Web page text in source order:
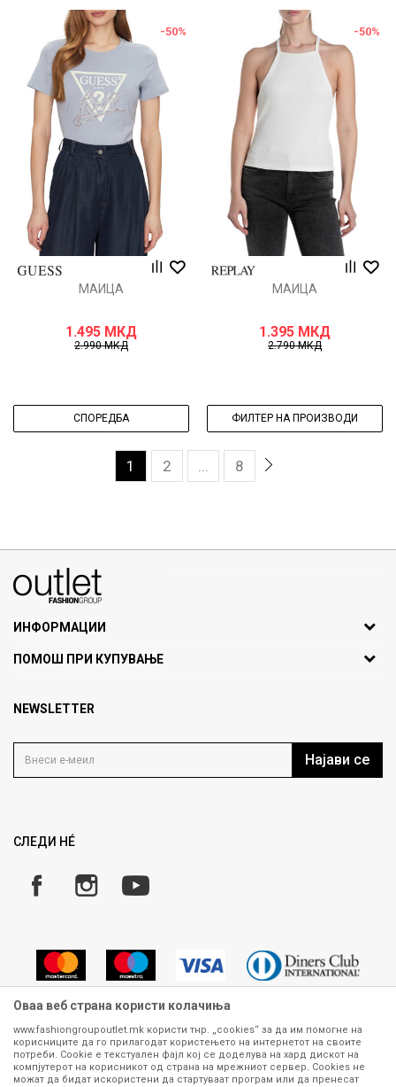
-50%
МАИЦА
1.495 МКД
2.990МКД
-50%
МАИЦА
1.395 МКД
2.790МКД
СПОРЕДБА ФИЛТЕР НА ПРОИЗВОДИ
1 2 ... 8
ИНФОРМАЦИИ
За нас
Продавница
Кариера
ПОМОШ ПРИ КУПУВАЊЕ
Политика на приватност
Како да купите
Замена и рефундација на производи
Плаќање
NEWSLETTER
Најави се
СЛЕДИ НÉ
Сите информации околу производите кои се изложени на нашата
онлајн продавница се стремиме да бидат конкретни, точни и прецизни,
меѓутоа не можеме да гарантираме дека се без ниту една грешка или
Оваа веб страна користи колачиња
www.fashiongroupoutlet.mk користи тнр. „cookies“ за да им помогне на
корисниците да го прилагодат користењето на интернетот на своите
потреби. Cookie е текстуален фајл кој се доделува на хард дискот на
компјутерот на корисникот од страна на мрежниот сервер. Cookies не
можат да бидат искористени да стартуваат програм или да пренесат